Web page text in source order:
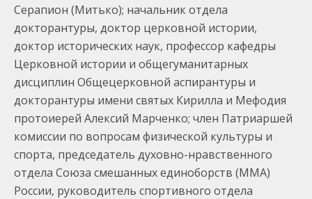
Серапион (Митько); начальник отдела
докторантуры, доктор церковной истории,
доктор исторических наук, профессор кафедры
Церковной истории и общегуманитарных
дисциплин Общецерковной аспирантуры и
докторантуры имени святых Кирилла и Мефодия
протоиерей Алексий Марченко; член Патриаршей
комиссии по вопросам физической культуры и
спорта, председатель духовно-нравственного
отдела Союза смешанных единоборств (ММА)
России, руководитель спортивного отдела